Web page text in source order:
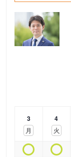
3
月
4
火